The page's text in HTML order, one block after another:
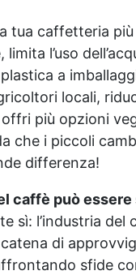
tua caffetteria
limita l’uso
a
locali,
più opzioni
che i piccoli
differenza!
caffè può
sì: l’industria del
di
sfide